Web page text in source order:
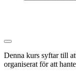
Denna kurs syftar till
organiserat för att